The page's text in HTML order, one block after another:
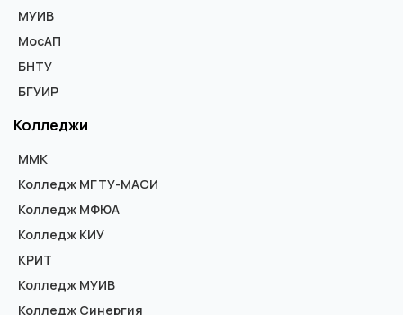
МУИВ
МосАП
БНТУ
БГУИР
Колледжи
ММК
Колледж МГТУ-МАСИ
Колледж МФЮА
Колледж КИУ
КРИТ
Колледж МУИВ
Колледж Синергия